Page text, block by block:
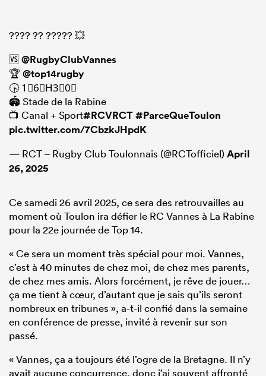
???? ?? ????? 💥
🆚 @RugbyClubVannes
🏆 @top14rugby
🕟 1⃣6⃣H3⃣0⃣
🏟️ Stade de la Rabine
📺 Canal + Sport#RCVRCT#ParceQueToulon
pic.twitter.com/7CbzkJHpdK
— RCT – Rugby Club Toulonnais (@RCTofficiel)April
26, 2025
Ce samedi 26 avril 2025, ce sera des retrouvailles au
moment où Toulon ira défier le RC Vannes à La Rabine
pour la 22e journée de Top 14.
« Ce sera un moment très spécial pour moi. Vannes,
c’est à 40 minutes de chez moi, de chez mes parents,
de chez mes amis. Alors forcément, je rêve de jouer…
ça me tient à cœur, d’autant que je sais qu’ils seront
nombreux en tribunes », a-t-il confié dans la semaine
en conférence de presse, invité à revenir sur son
passé.
« Vannes, ça a toujours été l’ogre de la Bretagne. Il n’y
avait aucune concurrence, donc j’ai souvent affronté